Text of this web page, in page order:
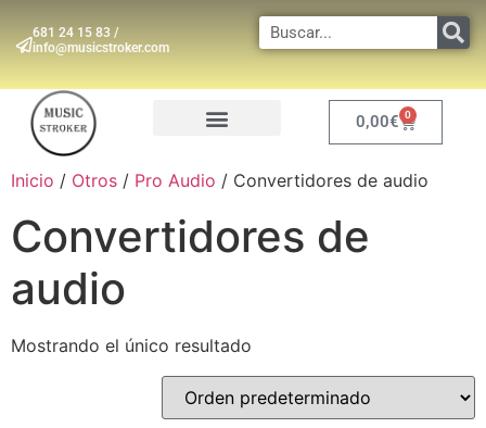
681 24 15 83 /
info@musicstroker.com
0,00€ 0
Inicio / Otros / Pro Audio / Convertidores de audio
Convertidores de
audio
Mostrando el único resultado